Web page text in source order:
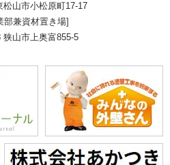
松山市小松原町17-17
部兼資材置き場]
狭山市上奥富855-5